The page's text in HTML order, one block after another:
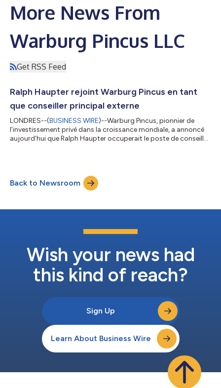
More News From
Warburg Pincus LLC
Get RSS Feed
Ralph Haupter rejoint Warburg Pincus en tant
que conseiller principal externe
LONDRES--(BUSINESS WIRE)--Warburg Pincus, pionnier de
l’investissement privé dans la croissance mondiale, a annoncé
aujourd’hui que Ralph Haupter occuperait le poste de conseiller
canaux de distribution (SME&C) chez Microsoft, s’engagera à
titre personnel pour aider la société à identifier et à évaluer de
Back to Newsroom
Wish your news had
this kind of reach?
Sign Up
Learn About Business Wire